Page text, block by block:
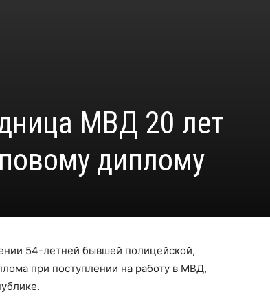
МВД 20 лет
диплому
54-летней бывшей полицейской,
при поступлении на работу в МВД,